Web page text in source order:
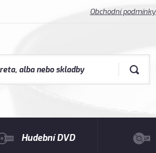
Obchodní podmínky
Hudební DVD